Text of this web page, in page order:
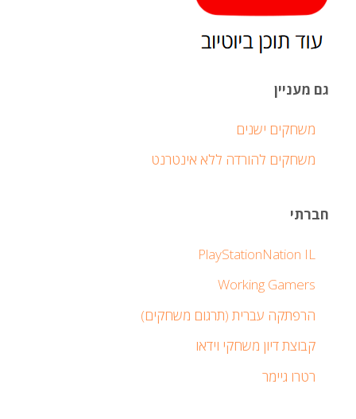
גם מעניין
משחקים ישנים
משחקים להורדה ללא אינטרנט
חברתי
PlayStationNation IL
Working Gamers
הרפתקה עברית (תרגום משחקים)
קבוצת דיון משחקי וידאו
רטרו גיימר